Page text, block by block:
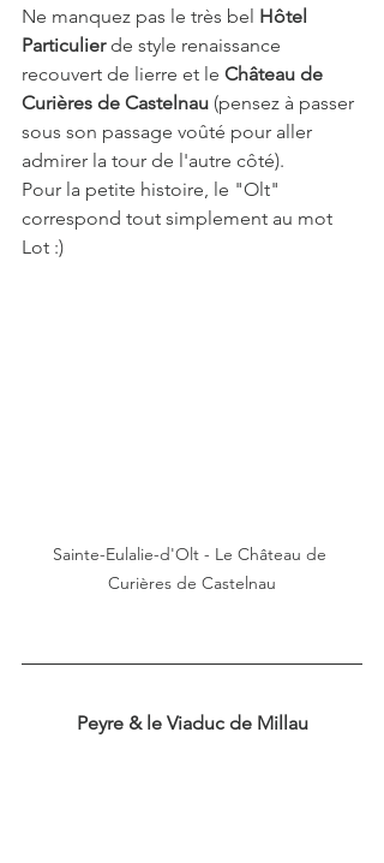
Ne manquez pas le très bel Hôtel
Particulier de style renaissance
recouvert de lierre et le Château de
Curières de Castelnau (pensez à passer
sous son passage voûté pour aller
admirer la tour de l'autre côté).
Pour la petite histoire, le "Olt"
correspond tout simplement au mot
Lot :)
Sainte-Eulalie-d'Olt - Le Château de
Curières de Castelnau
Peyre & le Viaduc de Millau